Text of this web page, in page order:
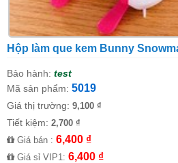
Hộp làm que kem Bunny
Bảo hành: test
Mã sản phẩm: 5019
Giá thị trường: 9,100 ₫
Tiết kiệm: 2,700 ₫
Giá bán : 6,400 ₫
Giá sỉ VIP1: 6,400 ₫